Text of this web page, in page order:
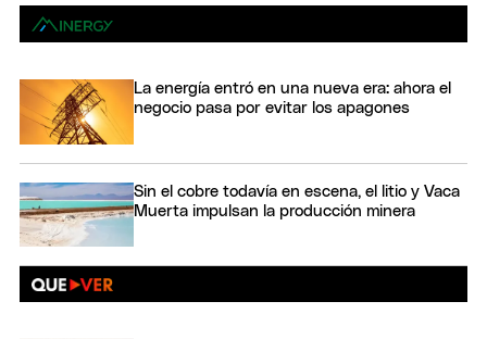
La energía entró en una nueva era: ahora el
negocio pasa por evitar los apagones
Sin el cobre todavía en escena, el litio y Vaca
Muerta impulsan la producción minera